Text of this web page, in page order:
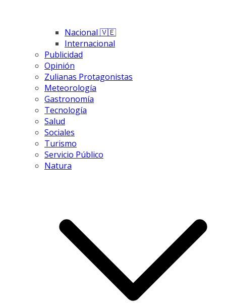
Nacional 🇻🇪
Internacional
Publicidad
Opinión
Zulianas Protagonistas
Meteorología
Gastronomía
Tecnología
Salud
Sociales
Turismo
Servicio Público
Natura